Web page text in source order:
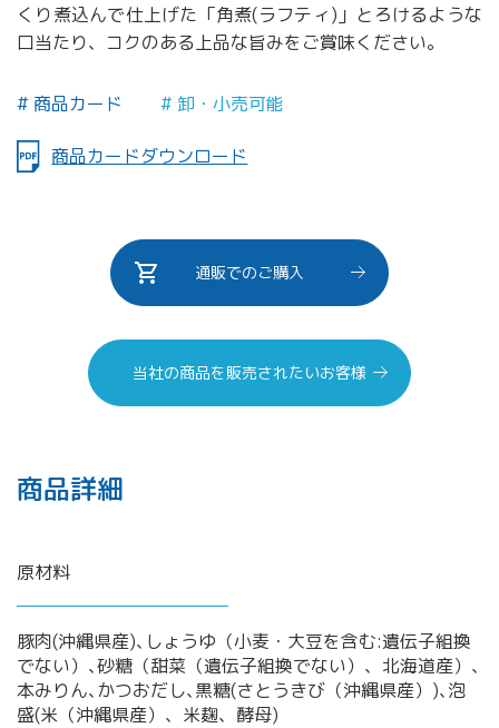
くり煮込んで仕上げた「角煮(ラフティ)」とろけるような
口当たり、コクのある上品な旨みをご賞味ください。
商品カード 卸・小売可能
商品カードダウンロード
通販でのご購入
当社の商品を販売されたいお客様
商品詳細
原材料
豚肉(沖縄県産)､しょうゆ（小麦・大豆を含む:遺伝子組換
でない）､砂糖（甜菜（遺伝子組換でない）、北海道産）､
本みりん､かつおだし､黒糖(さとうきび（沖縄県産）)､泡
盛(米（沖縄県産）、米麹、酵母)